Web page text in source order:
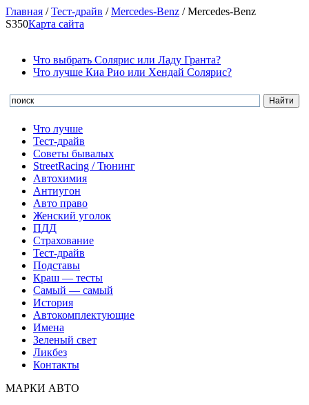
Главная /Тест-драйв /Mercedes-Benz /Mercedes-Benz
S350Карта сайта
Что выбрать Солярис или Ладу Гранта?
Что лучше Киа Рио или Хендай Солярис?
Что лучше
Тест-драйв
Советы бывалых
StreetRacing / Тюнинг
Автохимия
Антиугон
Авто право
Женский уголок
ПДД
Страхование
Тест-драйв
Подставы
Краш — тесты
Самый — самый
История
Автокомплектующие
Имена
Зеленый свет
Ликбез
Контакты
МАРКИ АВТО